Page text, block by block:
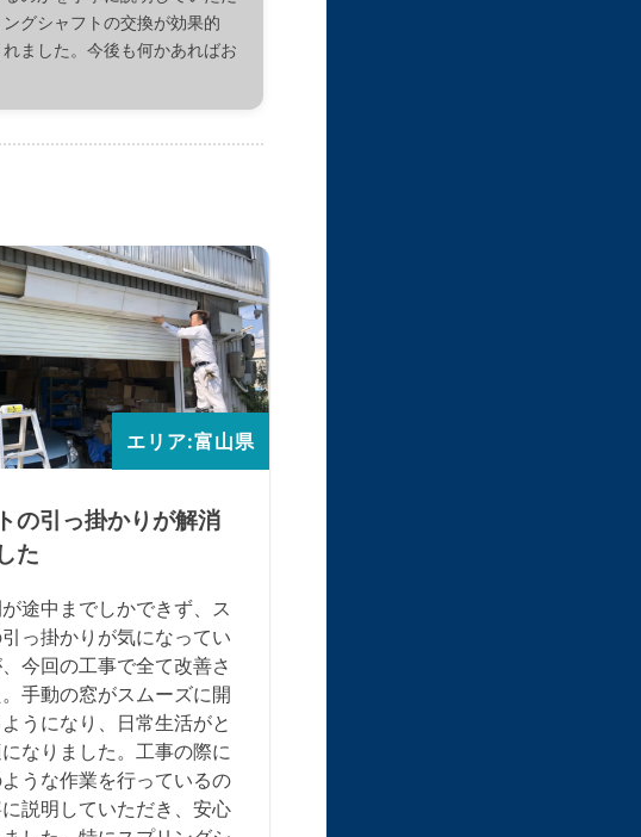
グシャフトの交換が効果的
ました。今後も何かあればお
エリア:富山県
の引っ掛かりが解消
た
途中までしかできず、ス
っ掛かりが気になってい
今回の工事で全て改善さ
手動の窓がスムーズに開
うになり、日常生活がと
なりました。工事の際に
うな作業を行っているの
説明していただき、安心